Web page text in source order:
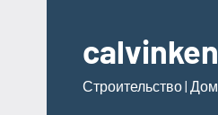
содержимому
Строительство |